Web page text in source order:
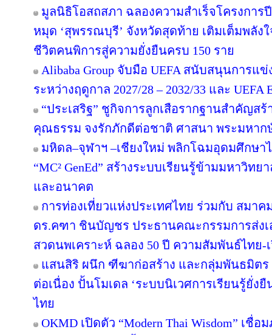
มูลนิธิโอสถสภา ฉลองความสำเร็จโครงการ
หมุด ‘สุพรรณบุรี’ จังหวัดสุดท้าย เติมเต็มพลัง
ชีวิตคนพิการสู่ความยั่งยืนครบ 150 ราย
Alibaba Group จับมือ UEFA สนับสนุนการ
ระหว่างฤดูกาล 2027/28 – 2032/33 และ UEFA
“ประเสริฐ” ชูกิจการลูกเสือรากฐานสำคัญส
คุณธรรม จงรักภักดีต่อชาติ ศาสนา พระมหาก
มหิดล–จุฬาฯ –เชียงใหม่ พลิกโฉมอุดมศึกษา
“MC² GenEd” สร้างระบบเรียนรู้ข้ามมหาวิ
และอนาคต
การท่องเที่ยวแห่งประเทศไทย ร่วมกับ สมาค
ดร.คฑา ชินบัญชร ประธานคณะกรรมการส่ง
สวดนพเคราะห์ ฉลอง 50 ปี ความสัมพันธ์ไทย-
แสนสิริ ผนึก ฑีฆาก่อสร้าง และกลุ่มพันธมิตร
ต่อเนื่อง ปั้นโมเดล ‘ระบบนิเวศการเรียนรู้ยั่
ไทย
OKMD เปิดตัว “Modern Thai Wisdom” เชื่